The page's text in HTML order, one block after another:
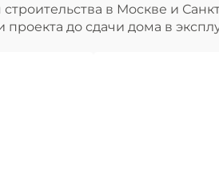
в Москве и
до сдачи дома в